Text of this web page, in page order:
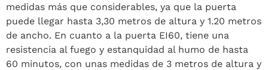
medidas más que considerables, ya que la puerta
puede llegar hasta 3,30 metros de altura y 1.20 metros
de ancho. En cuanto a la puerta EI60, tiene una
resistencia al fuego y estanquidad al humo de hasta
60 minutos, con unas medidas de 3 metros de altura y